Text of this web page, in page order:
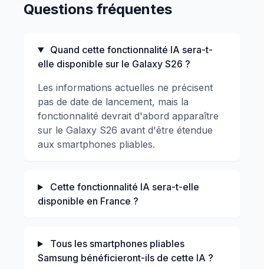
Questions fréquentes
Quand cette fonctionnalité IA sera-t-
elle disponible sur le Galaxy S26 ?
Les informations actuelles ne précisent
pas de date de lancement, mais la
fonctionnalité devrait d'abord apparaître
sur le Galaxy S26 avant d'être étendue
aux smartphones pliables.
Cette fonctionnalité IA sera-t-elle
disponible en France ?
Tous les smartphones pliables
Samsung bénéficieront-ils de cette IA ?